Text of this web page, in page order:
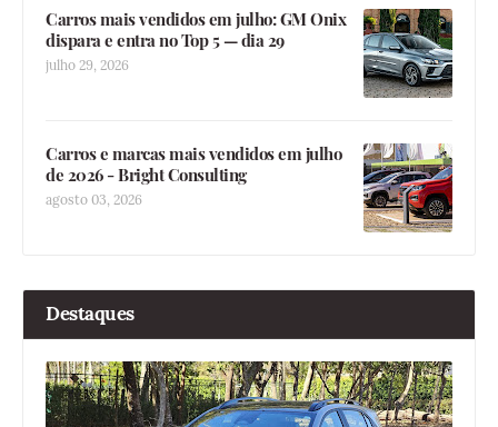
Carros mais vendidos em julho: GM Onix
dispara e entra no Top 5 — dia 29
julho 29, 2026
Carros e marcas mais vendidos em julho
de 2026 - Bright Consulting
agosto 03, 2026
Destaques